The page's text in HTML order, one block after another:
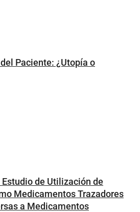
Paciente: ¿Utopía o
de Utilización de
Medicamentos Trazadores
a Medicamentos